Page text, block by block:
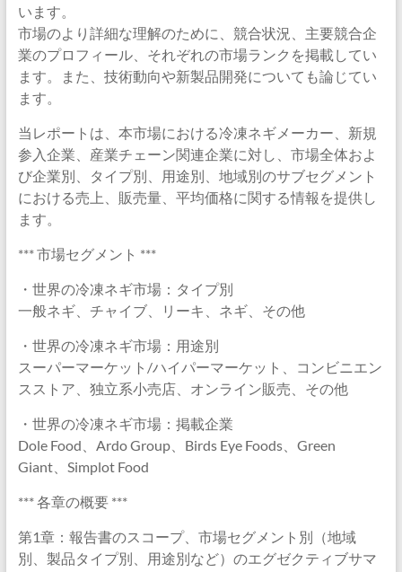
います。
市場のより詳細な理解のために、競合状況、主要競合企
業のプロフィール、それぞれの市場ランクを掲載してい
ます。また、技術動向や新製品開発についても論じてい
ます。
当レポートは、本市場における冷凍ネギメーカー、新規
参入企業、産業チェーン関連企業に対し、市場全体およ
び企業別、タイプ別、用途別、地域別のサブセグメント
における売上、販売量、平均価格に関する情報を提供し
ます。
*** 市場セグメント ***
・世界の冷凍ネギ市場：タイプ別
一般ネギ、チャイブ、リーキ、ネギ、その他
・世界の冷凍ネギ市場：用途別
スーパーマーケット/ハイパーマーケット、コンビニエン
スストア、独立系小売店、オンライン販売、その他
・世界の冷凍ネギ市場：掲載企業
Dole Food、Ardo Group、Birds Eye Foods、Green
Giant、Simplot Food
*** 各章の概要 ***
第1章：報告書のスコープ、市場セグメント別（地域
別、製品タイプ別、用途別など）のエグゼクティブサマ